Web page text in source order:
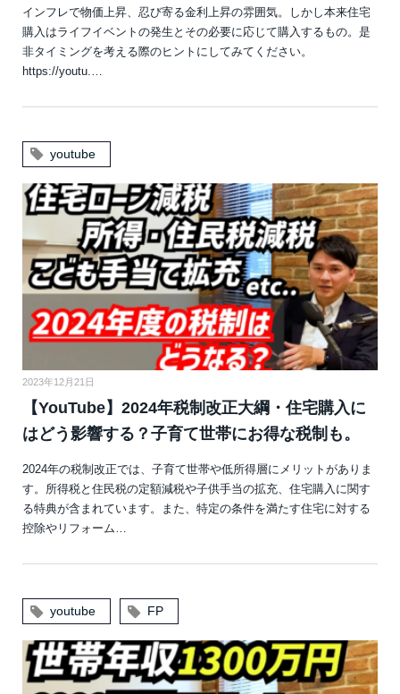
インフレで物価上昇、忍び寄る金利上昇の雰囲気。しかし本来住宅
購入はライフイベントの発生とその必要に応じて購入するもの。是
非タイミングを考える際のヒントにしてみてください。
https://youtu.…
youtube
2023年12月21日
【YouTube】2024年税制改正大綱・住宅購入に
はどう影響する？子育て世帯にお得な税制も。
2024年の税制改正では、子育て世帯や低所得層にメリットがありま
す。所得税と住民税の定額減税や子供手当の拡充、住宅購入に関す
る特典が含まれています。また、特定の条件を満たす住宅に対する
控除やリフォーム…
youtube FP